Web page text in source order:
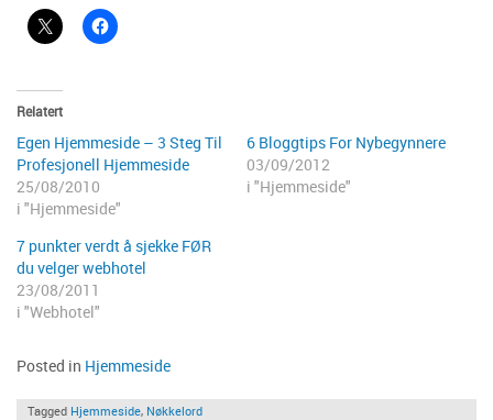
Relatert
Egen Hjemmeside – 3 Steg Til
Profesjonell Hjemmeside
25/08/2010
i "Hjemmeside"
6 Bloggtips For Nybegynnere
03/09/2012
i "Hjemmeside"
7 punkter verdt å sjekke FØR
du velger webhotel
23/08/2011
i "Webhotel"
Posted in Hjemmeside
Tagged Hjemmeside, Nøkkelord